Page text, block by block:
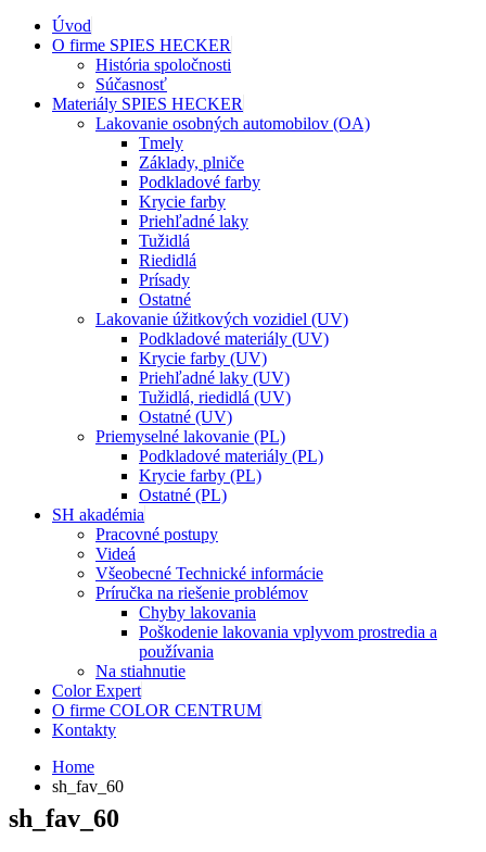
Úvod
O firme SPIES HECKER
História spoločnosti
Súčasnosť
Materiály SPIES HECKER
Lakovanie osobných automobilov (OA)
Tmely
Základy, plniče
Podkladové farby
Krycie farby
Priehľadné laky
Tužidlá
Riedidlá
Prísady
Ostatné
Lakovanie úžitkových vozidiel (UV)
Podkladové materiály (UV)
Krycie farby (UV)
Priehľadné laky (UV)
Tužidlá, riedidlá (UV)
Ostatné (UV)
Priemyselné lakovanie (PL)
Podkladové materiály (PL)
Krycie farby (PL)
Ostatné (PL)
SH akadémia
Pracovné postupy
Videá
Všeobecné Technické informácie
Príručka na riešenie problémov
Chyby lakovania
Poškodenie lakovania vplyvom prostredia a
používania
Na stiahnutie
Color Expert
O firme COLOR CENTRUM
Kontakty
Home
sh_fav_60
sh_fav_60